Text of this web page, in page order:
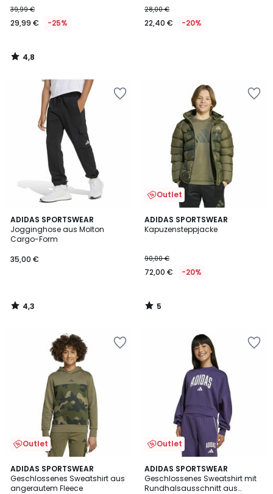
39,99 €
29,99 € -25%
4,8
/
28,00 €
22,40 € -20%
ADIDAS SPORTSWEAR
Jogginghose aus Molton
Cargo-Form
35,00 €
4,3
/ 5
4,3
/
Outlet
ADIDAS SPORTSWEAR
Kapuzensteppjacke
90,00 €
72,00 € -20%
5
/
5
/
Outlet
ADIDAS SPORTSWEAR
Geschlossenes Sweatshirt aus
angerautem Fleece
5
/
5
Outlet
ADIDAS SPORTSWEAR
Geschlossenes Sweatshirt mit
Rundhalsausschnitt aus
5
/
5